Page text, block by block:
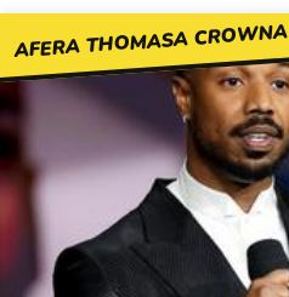
AFERA THOMASA CROWNA